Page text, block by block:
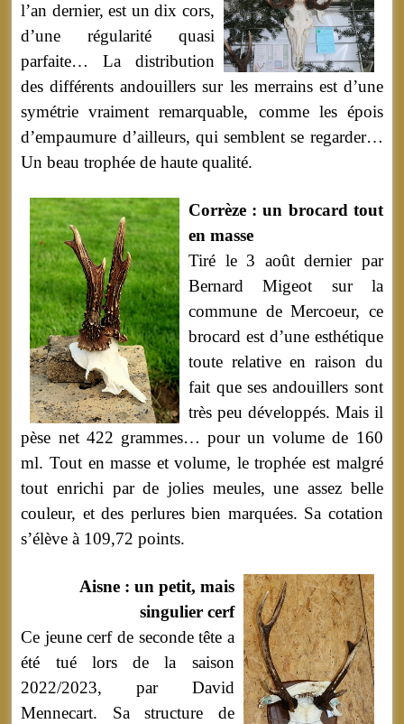
l’an dernier, est un dix cors,
d’une régularité quasi
parfaite… La distribution
des différents andouillers sur les merrains est d’une
symétrie vraiment remarquable, comme les épois
d’empaumure d’ailleurs, qui semblent se regarder…
Un beau trophée de haute qualité.
Corrèze : un brocard tout
en masse
Tiré le 3 août dernier par
Bernard Migeot sur la
commune de Mercoeur, ce
brocard est d’une esthétique
toute relative en raison du
fait que ses andouillers sont
très peu développés. Mais il
pèse net 422 grammes… pour un volume de 160
ml. Tout en masse et volume, le trophée est malgré
tout enrichi par de jolies meules, une assez belle
couleur, et des perlures bien marquées. Sa cotation
s’élève à 109,72 points.
Aisne : un petit, mais
singulier cerf
Ce jeune cerf de seconde tête a
été tué lors de la saison
2022/2023, par David
Mennecart. Sa structure de